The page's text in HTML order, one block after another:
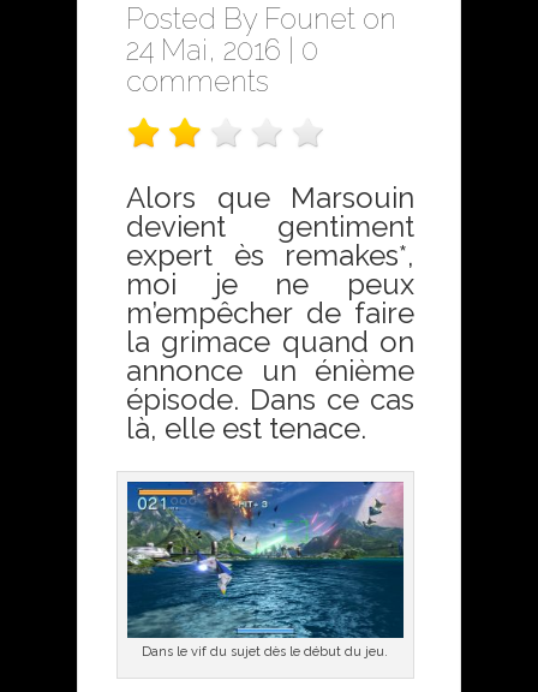
Posted By Founet on
24 Mai, 2016 | 0
comments
Alors que Marsouin
devient gentiment
expert ès remakes*,
moi je ne peux
m’empêcher de faire
la grimace quand on
annonce un énième
épisode. Dans ce cas
là, elle est tenace.
Dans le vif du sujet dès le début du jeu.